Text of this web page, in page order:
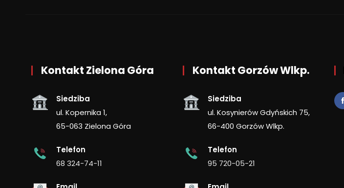
Kontakt Zielona Góra
Siedziba
ul. Kopernika 1,
65-063 Zielona Góra
Telefon
68 324-74-11
Kontakt Gorzów Wlkp.
Siedziba
ul. Kosynierów Gdyńskich 75,
66-400 Gorzów Wlkp.
Telefon
95 720-05-21